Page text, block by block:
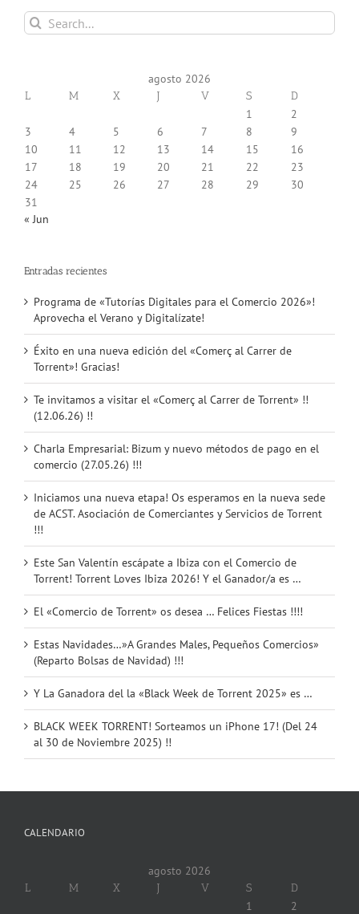
Search
for:
agosto 2026
L M X J V S D
1
2
3
4 5 6 7 8
9
10
11 12 13 14 15
16
17
18 19 20 21 22
23
24
25 26 27 28 29
30
31
« Jun
Entradas recientes
Programa de «Tutorías Digitales para el Comercio 2026»!
Aprovecha el Verano y Digitalízate!
Éxito en una nueva edición del «Comerç al Carrer de
Torrent»! Gracias!
Te invitamos a visitar el «Comerç al Carrer de Torrent» !!
(12.06.26) !!
Charla Empresarial: Bizum y nuevo métodos de pago en el
comercio (27.05.26) !!!
Iniciamos una nueva etapa! Os esperamos en la nueva sede
de ACST. Asociación de Comerciantes y Servicios de Torrent
!!!
Este San Valentín escápate a Ibiza con el Comercio de
Torrent! Torrent Loves Ibiza 2026! Y el Ganador/a es …
El «Comercio de Torrent» os desea … Felices Fiestas !!!!
Estas Navidades…»A Grandes Males, Pequeños Comercios»
(Reparto Bolsas de Navidad) !!!
Y La Ganadora del la «Black Week de Torrent 2025» es …
BLACK WEEK TORRENT! Sorteamos un iPhone 17! (Del 24
al 30 de Noviembre 2025) !!
CALENDARIO
agosto 2026
L M X J V S D
1
2